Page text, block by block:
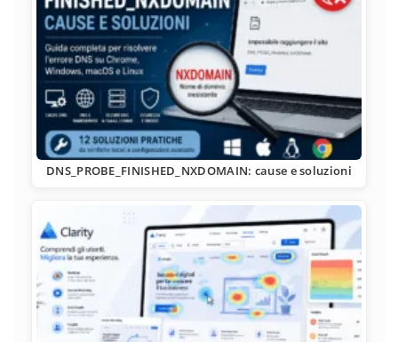
DNS_PROBE_FINISHED_NXDOMAIN: cause e soluzioni